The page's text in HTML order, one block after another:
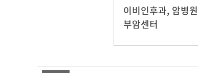
이비인후과, 암병원
부암센터